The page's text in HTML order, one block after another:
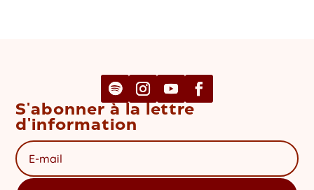
S'abonner à la lettre
d'information